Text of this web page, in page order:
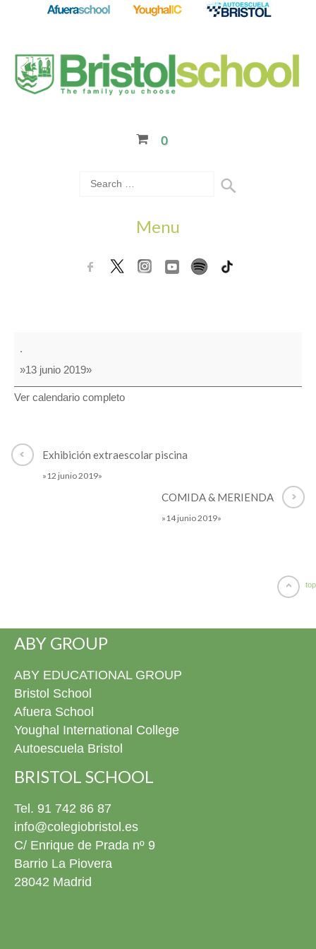
0
Menu
.
»13 junio 2019»
Ver calendario completo
Exhibición extraescolar piscina
»12 junio 2019»
COMIDA & MERIENDA
»14 junio 2019»
top
ABY GROUP
ABY EDUCATIONAL GROUP
Bristol School
Afuera School
Youghal International College
Autoescuela Bristol
BRISTOL SCHOOL
Tel. 91 742 86 87
info@colegiobristol.es
C/ Enrique de Prada nº 9
Barrio La Piovera
28042 Madrid